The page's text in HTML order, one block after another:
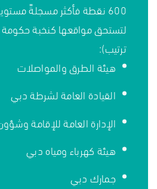
600 نقطة فأكثر مسجلةً
لتستحق مواقعها كنخبة
ترتيب):
هيئة الطرق والمواصلات
القيادة العامة لشرطة دبي
الإدارة العامة للإقامة
هيئة كهرباء ومياه دبي
جمارك دبي